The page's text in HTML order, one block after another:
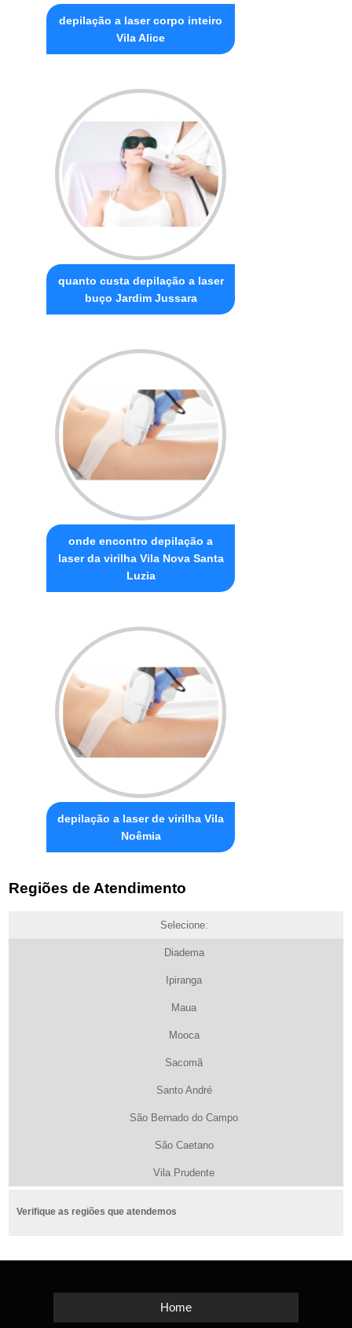
depilação a laser corpo inteiro
Vila Alice
quanto custa depilação a laser
buço Jardim Jussara
onde encontro depilação a
laser da virilha Vila Nova Santa
Luzia
depilação a laser de virilha Vila
Noêmia
Regiões de Atendimento
Selecione:
Diadema
Ipiranga
Maua
Mooca
Sacomã
Santo André
São Bernado do Campo
São Caetano
Vila Prudente
Verifique as regiões que atendemos
Home